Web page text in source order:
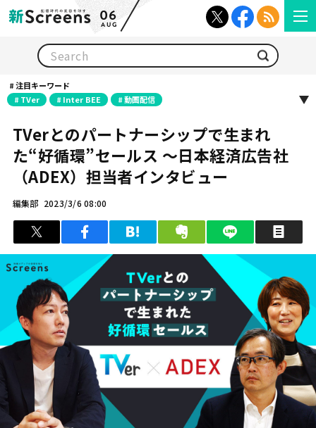
06
AUG
注目キーワード
TVer
Inter BEE 動画配信
TVerとのパートナーシップで生まれ
た“好循環”セールス 〜日本経済広告社
（ADEX）担当者インタビュー
編集部 2023/3/6 08:00
ツイート シェア はてブ クリップ LINEで送る